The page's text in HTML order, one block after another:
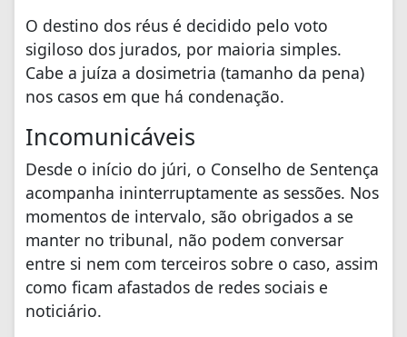
O destino dos réus é decidido pelo voto
sigiloso dos jurados, por maioria simples.
Cabe a juíza a dosimetria (tamanho da pena)
nos casos em que há condenação.
Incomunicáveis
Desde o início do júri, o Conselho de Sentença
acompanha ininterruptamente as sessões. Nos
momentos de intervalo, são obrigados a se
manter no tribunal, não podem conversar
entre si nem com terceiros sobre o caso, assim
como ficam afastados de redes sociais e
noticiário.